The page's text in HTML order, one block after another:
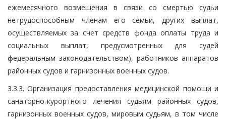
ежемесячного возмещения в связи со смертью судьи
нетрудоспособным членам его семьи, других выплат,
осуществляемых за счет средств фонда оплаты труда и
социальных выплат, предусмотренных для судей
федеральным законодательством), работников аппаратов
районных судов и гарнизонных военных судов.
3.3.3. Организация предоставления медицинской помощи и
санаторно-курортного лечения судьям районных судов,
гарнизонных военных судов, мировым судьям, в том числе